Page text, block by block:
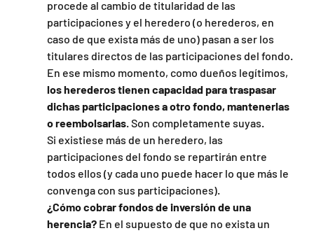
procede al cambio de titularidad de las
participaciones y el heredero (o herederos, en
caso de que exista más de uno) pasan a ser los
titulares directos de las participaciones del fondo.
En ese mismo momento, como dueños legítimos,
los herederos tienen capacidad para traspasar
dichas participaciones a otro fondo, mantenerlas
o reembolsarlas. Son completamente suyas.
Si existiese más de un heredero, las
participaciones del fondo se repartirán entre
todos ellos (y cada uno puede hacer lo que más le
convenga con sus participaciones).
¿Cómo cobrar fondos de inversión de una
herencia? En el supuesto de que no exista un